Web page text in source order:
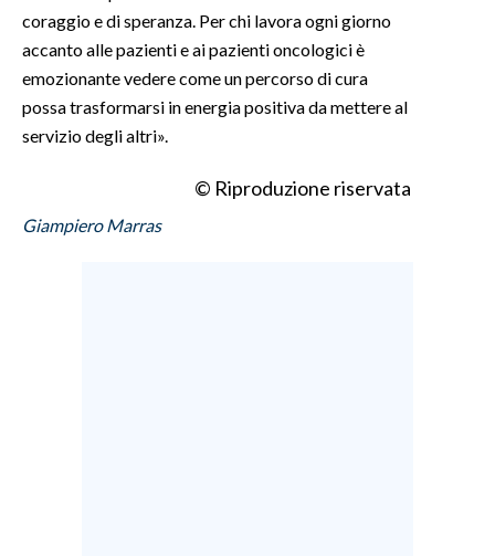
coraggio e di speranza. Per chi lavora ogni giorno
accanto alle pazienti e ai pazienti oncologici è
emozionante vedere come un percorso di cura
possa trasformarsi in energia positiva da mettere al
servizio degli altri».
© Riproduzione riservata
Giampiero Marras